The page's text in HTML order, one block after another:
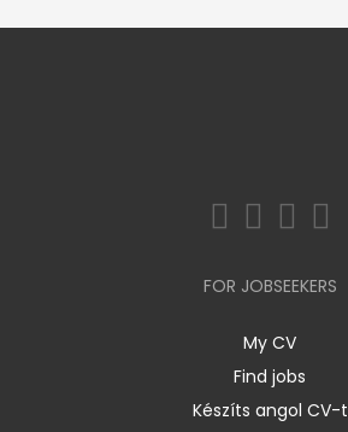
FOR JOBSEEKERS
My CV
Find jobs
Készíts angol CV-t